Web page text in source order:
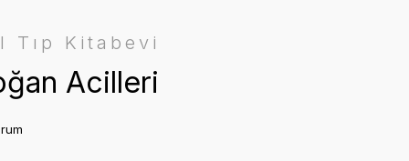
Tıp Kitabevi
Acilleri